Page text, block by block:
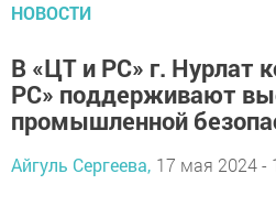
НОВОСТИ
В «ЦТ и РС» г. Нурлат
РС» поддерживают
промышленной
Айгуль Сергеева, 17 мая 2024 -